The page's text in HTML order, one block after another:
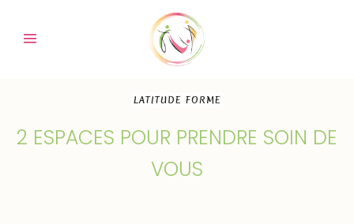
LATITUDE FORME
2 ESPACES POUR PRENDRE SOIN DE
VOUS